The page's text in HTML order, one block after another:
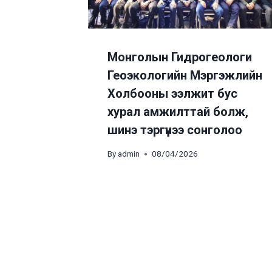
Монголын Гидрогеологи
Геоэкологийн Мэргэжлийн
Холбооны ээлжит бус
хурал амжилттай болж,
шинэ тэргүүнээ сонголоо
Byadmin 08/04/2026